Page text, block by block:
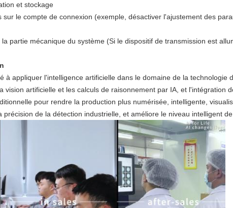
et stockage
sur le compte de connexion (exemple, désactiver l'ajustement des
partie mécanique du système (Si le dispositif de transmission est
à appliquer l'intelligence artificielle dans le domaine de la technologie
vision artificielle et les calculs de raisonnement par IA, et l'intégration
pour rendre la production plus numérisée, intelligente,
de la détection industrielle, et améliore le niveau intelligent